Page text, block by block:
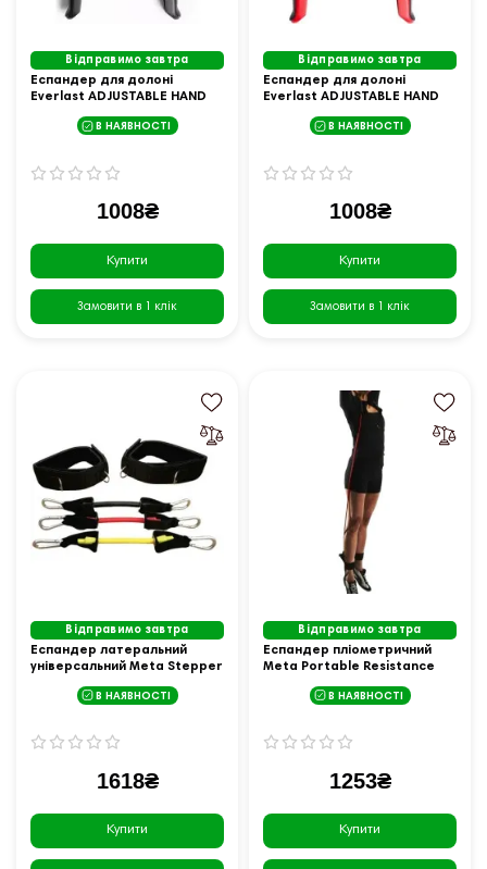
Відправимо завтра
Еспандер для долоні
Everlast ADJUSTABLE HAND
GRIP HIGH TENSION, чорний
В НАЯВНОСТІ
1008₴
Купити
Замовити в 1 клік
Відправимо завтра
Еспандер для долоні
Everlast ADJUSTABLE HAND
GRIP LOW TENSION, червоний
В НАЯВНОСТІ
1008₴
Купити
Замовити в 1 клік
Відправимо завтра
Еспандер латеральний
універсальний Meta Stepper
різнокольоровий
В НАЯВНОСТІ
1618₴
Купити
Відправимо завтра
Еспандер пліометричний
Meta Portable Resistance
В НАЯВНОСТІ
1253₴
Купити